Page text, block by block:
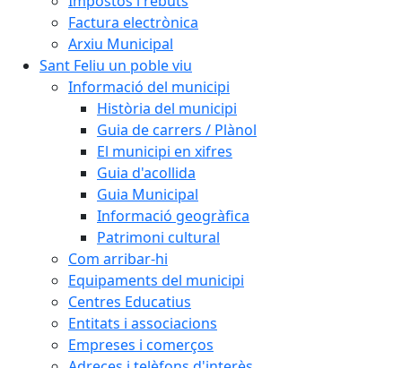
Factura electrònica
Arxiu Municipal
Sant Feliu un poble viu
Informació del municipi
Història del municipi
Guia de carrers / Plànol
El municipi en xifres
Guia d'acollida
Guia Municipal
Informació geogràfica
Patrimoni cultural
Com arribar-hi
Equipaments del municipi
Centres Educatius
Entitats i associacions
Empreses i comerços